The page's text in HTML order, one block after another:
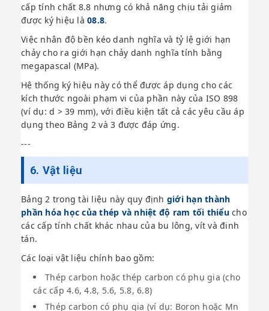
cấp tính chất 8.8 nhưng có khả năng chịu tải giảm
được ký hiệu là 08.8.
Việc nhân độ bền kéo danh nghĩa và tỷ lệ giới hạn
chảy cho ra giới hạn chảy danh nghĩa tính bằng
megapascal (MPa).
Hệ thống ký hiệu này có thể được áp dụng cho các
kích thước ngoài phạm vi của phần này của ISO 898
(ví dụ: d > 39 mm), với điều kiện tất cả các yêu cầu áp
dụng theo Bảng 2 và 3 được đáp ứng.
---
6. Vật liệu
Bảng 2 trong tài liệu này quy định giới hạn thành
phần hóa học của thép và nhiệt độ ram tối thiểucho
các cấp tính chất khác nhau của bu lông, vít và đinh
tán.
Các loại vật liệu chính bao gồm:
Thép carbon hoặc thép carbon có phụ gia (cho
các cấp 4.6, 4.8, 5.6, 5.8, 6.8)
Thép carbon có phụ gia (ví dụ: Boron hoặc Mn